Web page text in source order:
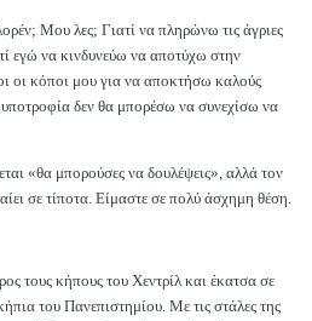
Μου λες; Γιατί να πληρώνω τις άγριες
εγώ να κινδυνεύω να αποτύχω στην
οι κόποι μου για να αποκτήσω καλούς
δεν θα μπορέσω να συνεχίσω να
«θα μπορούσες να δουλέψεις», αλλά τον
σε τίποτα. Είμαστε σε πολύ άσχημη θέση.
τους κήπους του Χεντρίλ και έκατσα σε
του Πανεπιστημίου. Με τις στάλες της